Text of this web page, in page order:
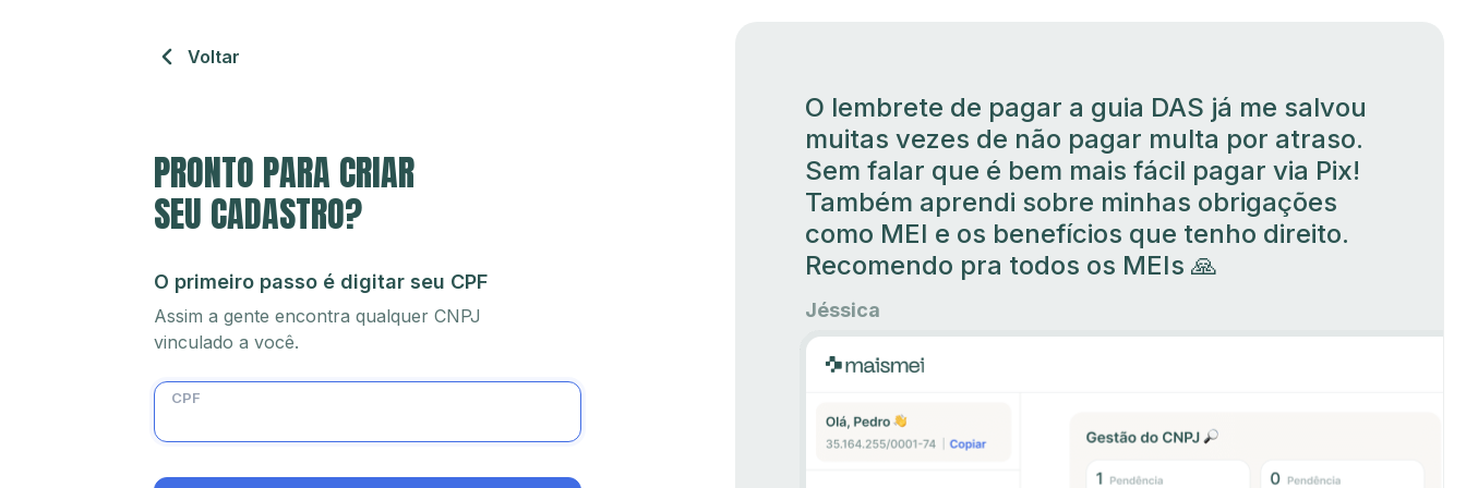
O lembrete de pagar a guia DAS já me salvou
muitas vezes de não pagar multa por atraso.
Sem falar que é bem mais fácil pagar via Pix!
Também aprendi sobre minhas obrigações
como MEI e os benefícios que tenho direito.
Recomendo pra todos os MEIs 🙏
Jéssica
Voltar
PRONTO PARA CRIAR
SEU CADASTRO?
O primeiro passo é digitar seu CPF
Assim a gente encontra qualquer CNPJ
vinculado a você.
CPF